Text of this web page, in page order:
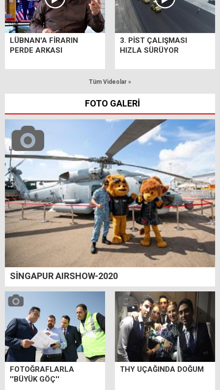
LÜBNAN'A FİRARIN
PERDE ARKASI
3. PİST ÇALIŞMASI
HIZLA SÜRÜYOR
Tüm Videolar »
FOTO GALERİ
SİNGAPUR AIRSHOW-2020
FOTOĞRAFLARLA
''BÜYÜK GÖÇ''
THY UÇAĞINDA DOĞUM